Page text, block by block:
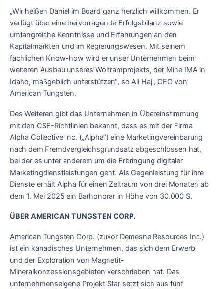
„Wir heißen Daniel im Board ganz herzlich willkommen. Er
verfügt über eine hervorragende Erfolgsbilanz sowie
umfangreiche Kenntnisse und Erfahrungen an den
Kapitalmärkten und im Regierungswesen. Mit seinem
fachlichen Know-how wird er unser Unternehmen beim
weiteren Ausbau unseres Wolframprojekts, der Mine IMA in
Idaho, maßgeblich unterstützen“, so Ali Haji, CEO von
American Tungsten.
Des Weiteren gibt das Unternehmen in Übereinstimmung
mit den CSE-Richtlinien bekannt, dass es mit der Firma
Alpha Collective Inc. („Alpha“) eine Marketingvereinbarung
nach dem Fremdvergleichsgrundsatz abgeschlossen hat,
bei der es unter anderem um die Erbringung digitaler
Marketingdienstleistungen geht. Als Gegenleistung für ihre
Dienste erhält Alpha für einen Zeitraum von drei Monaten ab
dem 1. Mai 2025 ein Barhonorar in Höhe von 30.000 $.
ÜBER AMERICAN TUNGSTEN CORP.
American Tungsten Corp. (zuvor Demesne Resources Inc.)
ist ein kanadisches Unternehmen, das sich dem Erwerb
und der Exploration von Magnetit-
Mineralkonzessionsgebieten verschrieben hat. Das
unternehmenseigene Projekt Star setzt sich aus fünf